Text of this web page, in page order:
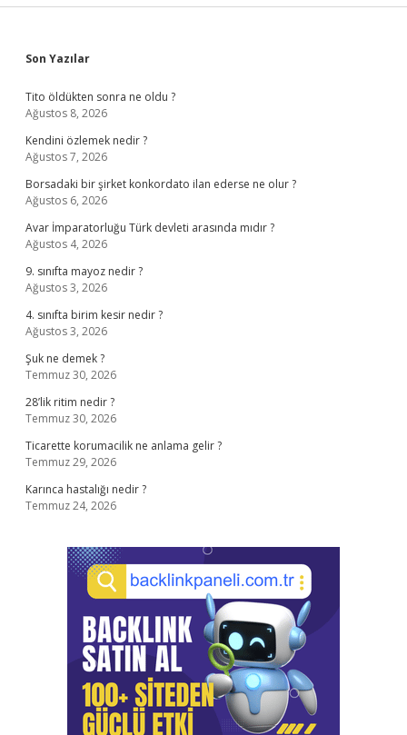
Sidebar
Son Yazılar
Tito öldükten sonra ne oldu ?
Ağustos 8, 2026
Kendini özlemek nedir ?
Ağustos 7, 2026
Borsadaki bir şirket konkordato ilan ederse ne olur ?
Ağustos 6, 2026
Avar İmparatorluğu Türk devleti arasında mıdır ?
Ağustos 4, 2026
9. sınıfta mayoz nedir ?
Ağustos 3, 2026
4. sınıfta birim kesir nedir ?
Ağustos 3, 2026
Şuk ne demek ?
Temmuz 30, 2026
28’lik ritim nedir ?
Temmuz 30, 2026
Ticarette korumacilik ne anlama gelir ?
Temmuz 29, 2026
Karınca hastalığı nedir ?
Temmuz 24, 2026